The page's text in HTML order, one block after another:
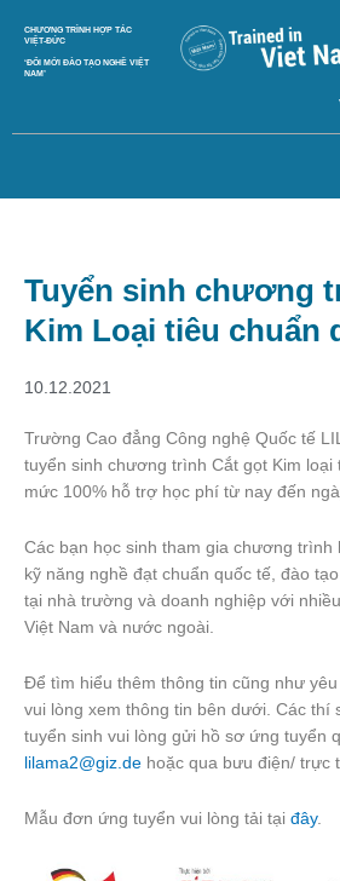
content
CHƯƠNG TRÌNH HỢP TÁC
VIỆT-ĐỨC
‘ĐỔI MỚI ĐÀO TẠO NGHỀ VIỆT
NAM’
Tuyển sinh chương
Kim Loại tiêu chuẩn
10.12.2021
Trường Cao đẳng Công nghệ Quốc tế
tuyển sinh chương trình Cắt gọt Kim loại
mức 100% hỗ trợ học phí từ nay đến
Các bạn học sinh tham gia chương trình
kỹ năng nghề đạt chuẩn quốc tế, đào
tại nhà trường và doanh nghiệp với
Việt Nam và nước ngoài.
Để tìm hiểu thêm thông tin cũng như
vui lòng xem thông tin bên dưới. Các thí
tuyển sinh vui lòng gửi hồ sơ ứng tuyển
lilama2@giz.de hoặc qua bưu điện/ trực
Mẫu đơn ứng tuyển vui lòng tải tại đây.